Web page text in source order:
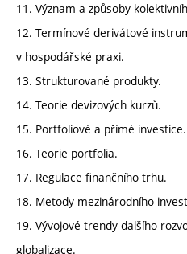
11. Význam a způsoby
12. Termínové derivátové
v hospodářské praxi.
13. Strukturované produkty.
14. Teorie devizových kurzů.
15. Portfoliové a přímé investice.
16. Teorie portfolia.
17. Regulace finančního trhu.
18. Metody mezinárodního
19. Vývojové trendy dalšího
globalizace.